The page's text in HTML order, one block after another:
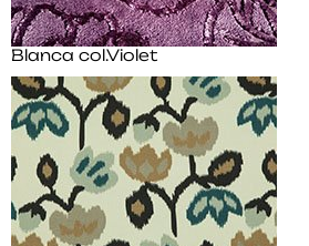
Blanca col.Violet